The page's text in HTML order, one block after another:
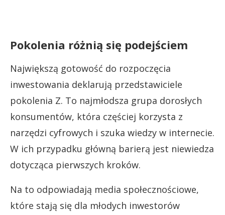
Pokolenia różnią się podejściem
Największą gotowość do rozpoczęcia
inwestowania deklarują przedstawiciele
pokolenia Z. To najmłodsza grupa dorosłych
konsumentów, która częściej korzysta z
narzędzi cyfrowych i szuka wiedzy w internecie.
W ich przypadku główną barierą jest niewiedza
dotycząca pierwszych kroków.
Na to odpowiadają media społecznościowe,
które stają się dla młodych inwestorów